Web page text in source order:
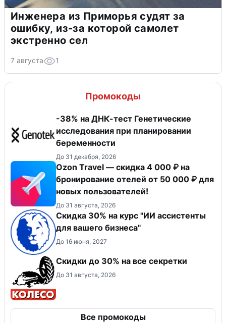
Инженера из Приморья судят за
ошибку, из-за которой самолет
экстренно сел
7 августа 1
Промокоды
-38% на ДНК-тест Генетические
исследования при планировании
беременности
До 31 декабря, 2026
Ozon Travel — скидка 4 000 ₽ на
бронирование отелей от 50 000 ₽ для
новых пользователей!
До 31 августа, 2026
Скидка 30% на курс "ИИ ассистенты
для вашего бизнеса"
До 16 июня, 2027
Скидки до 30% на все секретки
До 31 августа, 2026
Все промокоды